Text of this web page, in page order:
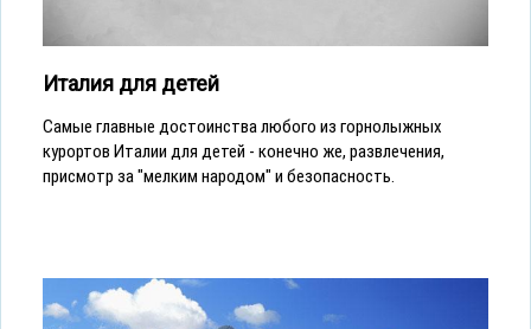
Италия для детей
Cамые главные достоинства любого из горнолыжных
курортов Италии для детей - конечно же, развлечения,
присмотр за "мелким народом" и безопасность.